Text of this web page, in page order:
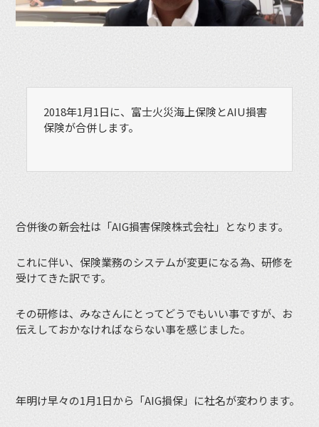
2018年1月1日に、富士火災海上保険とAIU損害
保険が合併します。
合併後の新会社は「AIG損害保険株式会社」となります。
これに伴い、保険業務のシステムが変更になる為、研修を
受けてきた訳です。
その研修は、みなさんにとってどうでもいい事ですが、お
伝えしておかなければならない事を感じました。
年明け早々の1月1日から「AIG損保」に社名が変わります。